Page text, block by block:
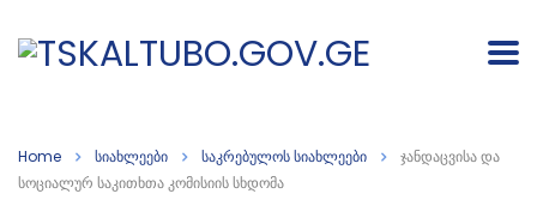
Home სიახლეები საკრებულოს სიახლეები
ჯანდაცვისა და
სოციალურ საკითხთა კომისიის სხდომა